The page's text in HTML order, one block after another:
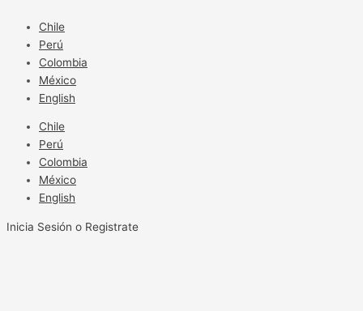
contenido
Chile
Perú
Colombia
México
English
Chile
Perú
Colombia
México
English
Inicia Sesión o Registrate